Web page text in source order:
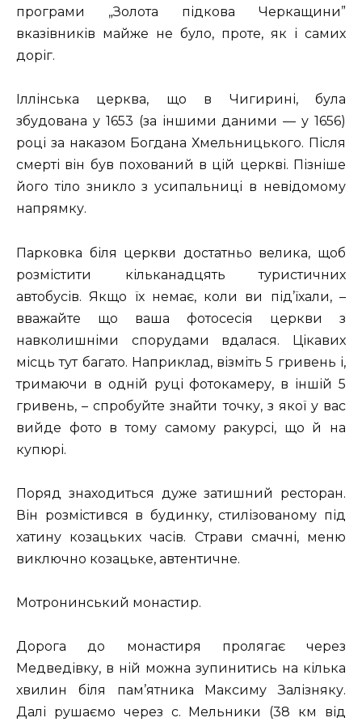
програми „Золота підкова Черкащини”
вказівників майже не було, проте, як і самих
доріг.
Іллінська церква, що в Чигирині, була
збудована у 1653 (за іншими даними — у 1656)
році за наказом Богдана Хмельницького. Після
смерті він був похований в цій церкві. Пізніше
його тіло зникло з усипальниці в невідомому
напрямку.
Парковка біля церкви достатньо велика, щоб
розмістити кільканадцять туристичних
автобусів. Якщо їх немає, коли ви під’їхали, –
вважайте що ваша фотосесія церкви з
навколишніми спорудами вдалася. Цікавих
місць тут багато. Наприклад, візміть 5 гривень і,
тримаючи в одній руці фотокамеру, в іншій 5
гривень, – спробуйте знайти точку, з якої у вас
вийде фото в тому самому ракурсі, що й на
купюрі.
Поряд знаходиться дуже затишний ресторан.
Він розмістився в будинку, стилізованому під
хатину козацьких часів. Страви смачні, меню
виключно козацьке, автентичне.
Мотронинський монастир.
Дорога до монастиря пролягає через
Медведівку, в ній можна зупинитись на кілька
хвилин біля пам’ятника Максиму Залізняку.
Далі рушаємо через с. Мельники (38 км від